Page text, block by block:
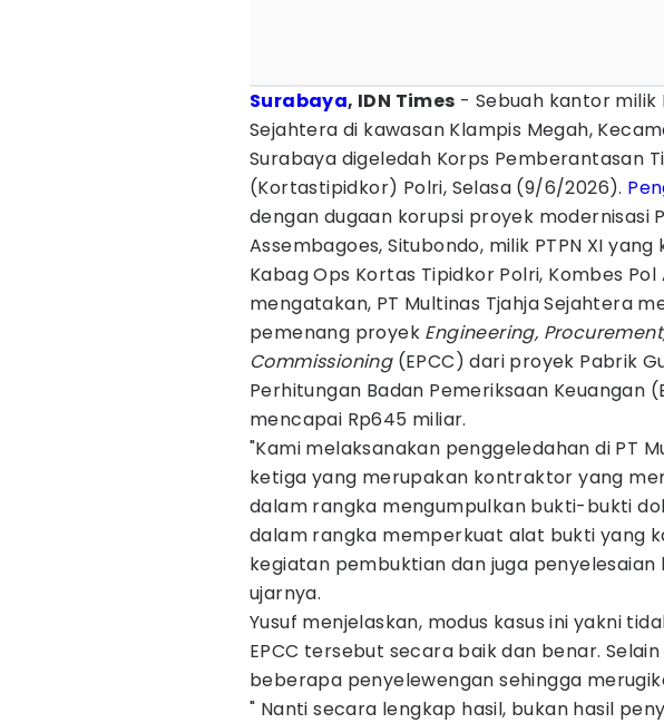
Surabaya, IDN Times - Sebuah kantor milik
Sejahtera di kawasan Klampis Megah,
Surabaya digeledah Korps Pemberantasan
(Kortastipidkor) Polri, Selasa (9/6/2026).
dengan dugaan korupsi proyek modernisasi
Assembagoes, Situbondo, milik PTPN XI yang
Kabag Ops Kortas Tipidkor Polri, Kombes Pol
mengatakan, PT Multinas Tjahja Sejahtera
pemenang proyek Engineering,
Commissioning(EPCC) dari proyek Pabrik
Perhitungan Badan Pemeriksaan Keuangan
mencapai Rp645 miliar.
"Kami melaksanakan penggeledahan di PT
ketiga yang merupakan kontraktor yang
dalam rangka mengumpulkan bukti-bukti
dalam rangka memperkuat alat bukti yang
kegiatan pembuktian dan juga penyelesaian
ujarnya.
Yusuf menjelaskan, modus kasus ini yakni
EPCC tersebut secara baik dan benar.
beberapa penyelewengan sehingga
" Nanti secara lengkap hasil, bukan hasil